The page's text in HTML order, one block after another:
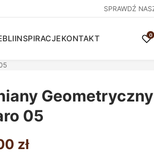
SPRAWDŹ
INSPIRACJEKONTAKT 0
05
złAktualna